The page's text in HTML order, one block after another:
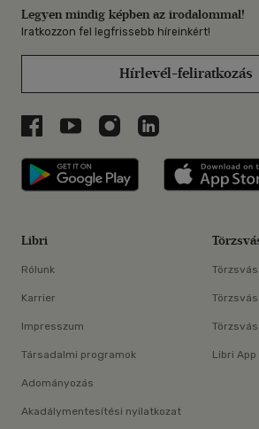
Legyen mindig képben az irodalommal!
Iratkozzon fel legfrissebb híreinkért!
Hírlevél-feliratkozás
Libri a Facebookon
Libri a Youtube-on
Libri az Instagramon
Libri a
Libri applikáció
Libri
Rólunk
Karrier
Impresszum
Társadalmi programok
Adományozás
Akadálymentesítési nyilatkozat
Libri App